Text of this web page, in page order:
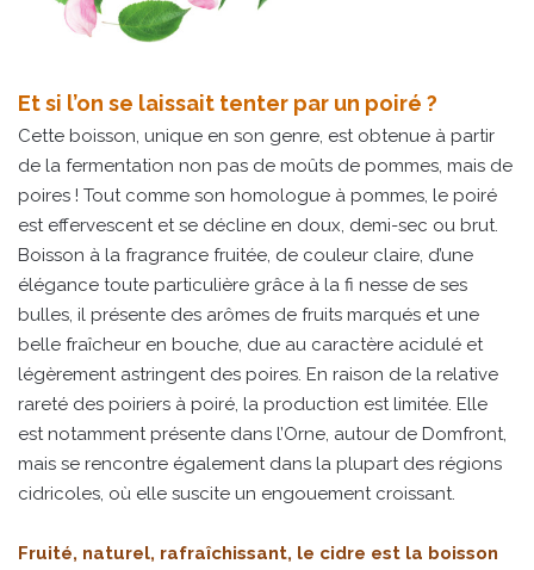
Et si l’on se laissait tenter par un poiré ?
Cette boisson, unique en son genre, est obtenue à partir
de la fermentation non pas de moûts de pommes, mais de
poires ! Tout comme son homologue à pommes, le poiré
est effervescent et se décline en doux, demi-sec ou brut.
Boisson à la fragrance fruitée, de couleur claire, d’une
élégance toute particulière grâce à la fi nesse de ses
bulles, il présente des arômes de fruits marqués et une
belle fraîcheur en bouche, due au caractère acidulé et
légèrement astringent des poires. En raison de la relative
rareté des poiriers à poiré, la production est limitée. Elle
est notamment présente dans l’Orne, autour de Domfront,
mais se rencontre également dans la plupart des régions
cidricoles, où elle suscite un engouement croissant.
Fruité, naturel, rafraîchissant, le cidre est la boisson